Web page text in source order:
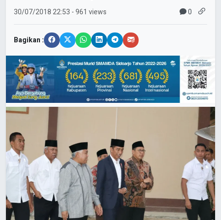
30/07/201822:53 - 961 views 0
Bagikan :